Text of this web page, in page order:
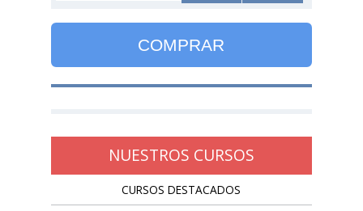
COMPRAR
NUESTROS CURSOS
CURSOS DESTACADOS